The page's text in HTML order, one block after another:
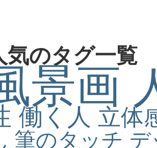
気のタグ一覧
景画
働く人 立体
筆のタッチ